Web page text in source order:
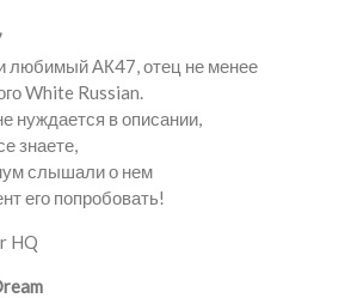
любимый АК47, отец не менее
White Russian.
нуждается в описании,
знаете,
слышали о нем
его попробовать!